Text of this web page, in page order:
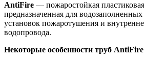
AntiFire — пожаростойкая
предназначенная для
установок пожаротушения и
водопровода.
Некоторые особенности труб